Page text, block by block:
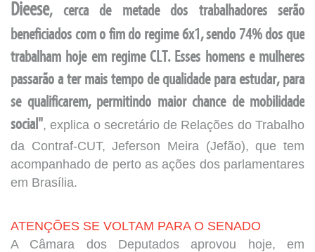
Dieese, cerca de metade dos trabalhadores serão
beneficiados com o fim do regime 6x1, sendo 74% dos que
trabalham hoje em regime CLT. Esses homens e mulheres
passarão a ter mais tempo de qualidade para estudar, para
se qualificarem, permitindo maior chance de mobilidade
social", explica o secretário de Relações do Trabalho
da Contraf-CUT, Jeferson Meira (Jefão), que tem
acompanhado de perto as ações dos parlamentares
em Brasília.
ATENÇÕES SE VOLTAM PARA O SENADO
A Câmara dos Deputados aprovou hoje, em